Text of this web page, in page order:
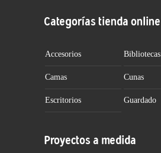
Categorías tienda online
Accesorios Bibliotecas
Camas Cunas
Escritorios Guardado
Proyectos a medida